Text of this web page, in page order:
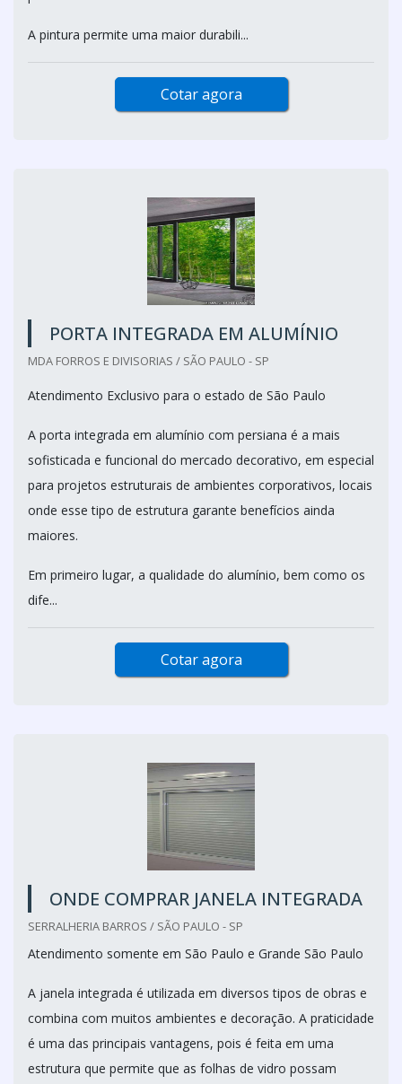
A pintura permite uma maior durabili...
Cotar agora
PORTA INTEGRADA EM ALUMÍNIO
MDA FORROS E DIVISORIAS / SÃO PAULO - SP
Atendimento Exclusivo para o estado de São Paulo
A porta integrada em alumínio com persiana é a mais
sofisticada e funcional do mercado decorativo, em especial
para projetos estruturais de ambientes corporativos, locais
onde esse tipo de estrutura garante benefícios ainda
maiores.
Em primeiro lugar, a qualidade do alumínio, bem como os
dife...
Cotar agora
ONDE COMPRAR JANELA INTEGRADA
SERRALHERIA BARROS / SÃO PAULO - SP
Atendimento somente em São Paulo e Grande São Paulo
A janela integrada é utilizada em diversos tipos de obras e
combina com muitos ambientes e decoração. A praticidade
é uma das principais vantagens, pois é feita em uma
estrutura que permite que as folhas de vidro possam